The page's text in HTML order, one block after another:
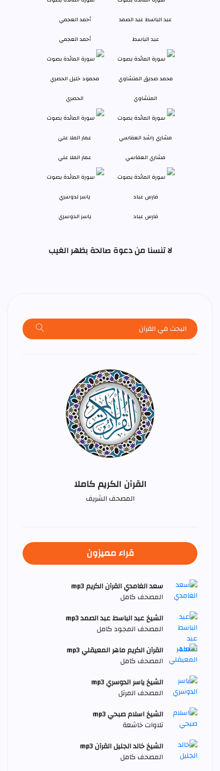
عبد الباسط أحمد العجمي
المنشاوي الحصري
مشاري العفاسي عمار الملا علي
فارس عباد ياسر الدوسري
لا تنسنا من دعوة صالحة بظهر الغيب
القرآن الكريم كاملا
المصحف الشريف
قراء مميزون
سعد الغامدي القرآن الكريم mp3
المصحف كامل
الشيخ عبد الباسط عبد الصمد mp3
المصحف المجود كامل
القرآن الكريم ماهر المعيقلي mp3
المصحف كامل
الشيخ ياسر الدوسري mp3
المصحف المرتل
الشيخ اسلام صبحي mp3
تلاوات خاشعة
الشيخ خالد الجليل القرآن mp3
المصحف كامل